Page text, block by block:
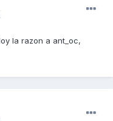
la razon a ant_oc,